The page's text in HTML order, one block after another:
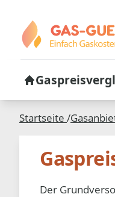
Startseite /
Der